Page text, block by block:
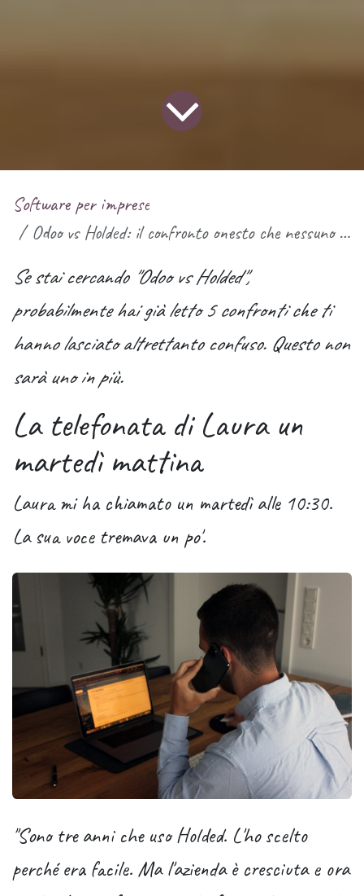
Software per imprese
Odoo vs Holded: il confronto onesto che nessuno ti ha raccontato (scritto da un Odoo Partner)
Se stai cercando "Odoo vs Holded",
probabilmente hai già letto 5 confronti che ti
hanno lasciato altrettanto confuso. Questo non
sarà uno in più.
La telefonata di Laura un
martedì mattina
Laura mi ha chiamato un martedì alle 10:30.
La sua voce tremava un po'.
"Sono tre anni che uso Holded. L'ho scelto
perché era facile. Ma l'azienda è cresciuta e ora